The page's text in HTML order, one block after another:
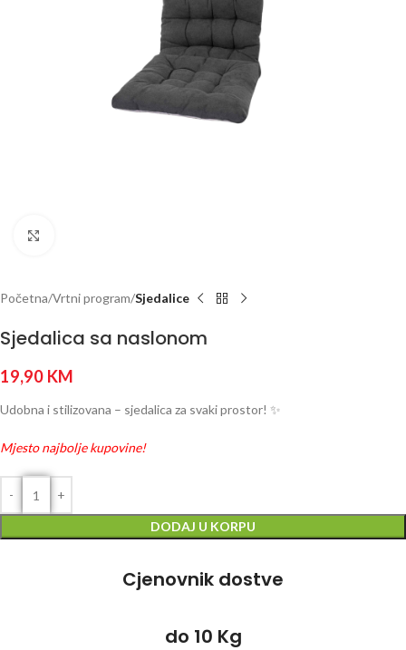
Početna Vrtni program Sjedalice
Sjedalica sa naslonom
19,90 KM
Udobna i stilizovana – sjedalica za svaki prostor! ✨
Mjesto najbolje kupovine!
DODAJ U KORPU
Cjenovnik dostve
do 10 Kg